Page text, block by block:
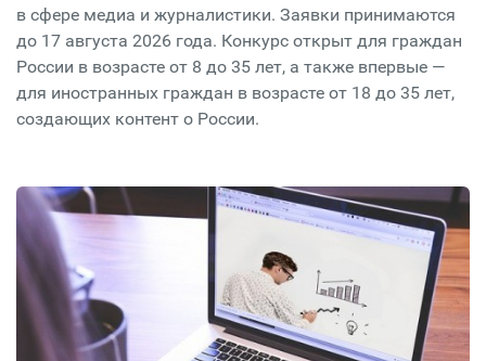
в сфере медиа и журналистики. Заявки принимаются
до 17 августа 2026 года. Конкурс открыт для граждан
России в возрасте от 8 до 35 лет, а также впервые —
для иностранных граждан в возрасте от 18 до 35 лет,
создающих контент о России.